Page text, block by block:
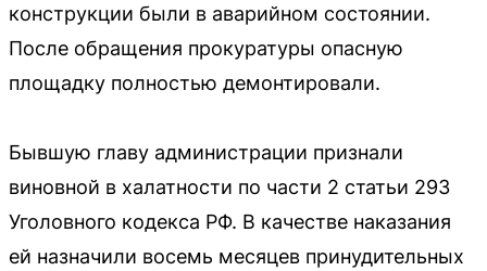
конструкции были в аварийном состоянии.
После обращения прокуратуры опасную
площадку полностью демонтировали.
Бывшую главу администрации признали
виновной в халатности по части 2 статьи 293
Уголовного кодекса РФ. В качестве наказания
ей назначили восемь месяцев принудительных